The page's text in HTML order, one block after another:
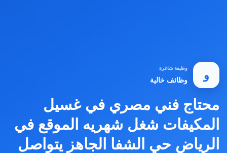
و
وظيفة شاغرة
وظائف خالية
محتاج فني مصري في غسيل
المكيفات شغل شهريه الموقع في
الرياض حي الشفا الجاهز يتواصل